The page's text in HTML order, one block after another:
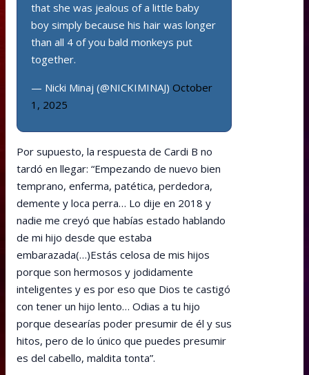
that she was jealous of a little baby
boy simply because his hair was longer
than all 4 of you bald monkeys put
together.
— Nicki Minaj (@NICKIMINAJ) October
1, 2025
Por supuesto, la respuesta de Cardi B no
tardó en llegar: “Empezando de nuevo bien
temprano, enferma, patética, perdedora,
demente y loca perra… Lo dije en 2018 y
nadie me creyó que habías estado hablando
de mi hijo desde que estaba
embarazada(…)Estás celosa de mis hijos
porque son hermosos y jodidamente
inteligentes y es por eso que Dios te castigó
con tener un hijo lento… Odias a tu hijo
porque desearías poder presumir de él y sus
hitos, pero de lo único que puedes presumir
es del cabello, maldita tonta”.